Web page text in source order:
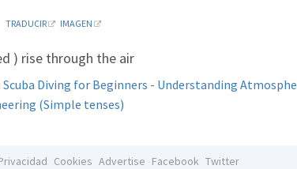
TRADUCIR IMAGEN
) rise through the air
Scuba Diving for Beginners - Understanding
(Simple tenses)
Cookies Advertise Facebook Twitter